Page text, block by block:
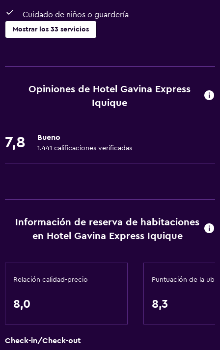
Cuidado de niños o guardería
Mostrar los 33 servicios
Wifi gratis
Wifi disponible en todas las instalaciones
Toallas
Extinguidor
Acondicionador
Aseo
Papel higiénico
Opiniones de Hotel Gavina Express
Iquique
7,8 Bueno
1.441 calificaciones verificadas
Información de reserva de habitaciones
en Hotel Gavina Express Iquique
Relación calidad-precio
8,0
Puntuación de la
8,3
Check-in/Check-out